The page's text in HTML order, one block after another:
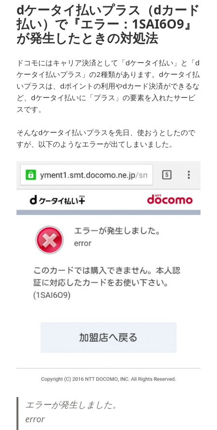
dケータイ払いプラス（dカード
払い）で『エラー：1SAI6O9』
が発生したときの対処法
ドコモにはキャリア決済として「dケータイ払い」と「d
ケータイ払いプラス」の2種類があります。dケータイ払
いプラスは、dポイントの利用やdカード決済ができるな
ど、dケータイ払いに「プラス」の要素を入れたサービ
スです。
そんなdケータイ払いプラスを先日、使おうとしたので
すが、以下のようなエラーが出てしまいました。
エラーが発生しました。
error